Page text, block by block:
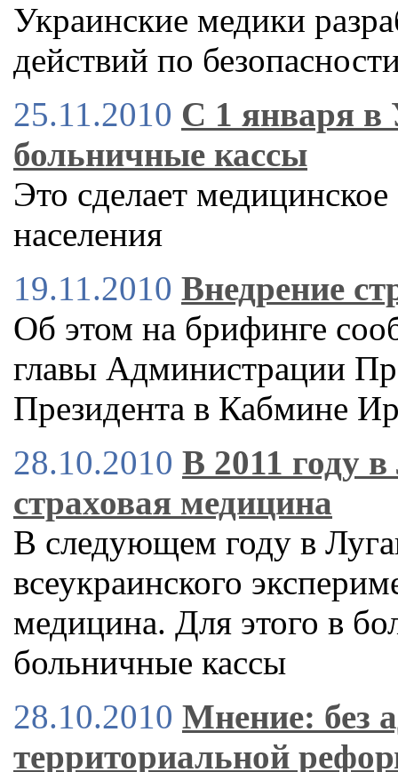
Украинские медики
действий по
25.11.2010 С 1 января в
больничные кассы
Это сделает
населения
19.11.2010 Внедрение
Об этом на брифинге
главы Администрации
Президента в Кабмине
28.10.2010 В 2011 году в
страховая медицина
В следующем году в
всеукраинского
медицина. Для этого в
больничные кассы
28.10.2010 Мнение: без
территориальной